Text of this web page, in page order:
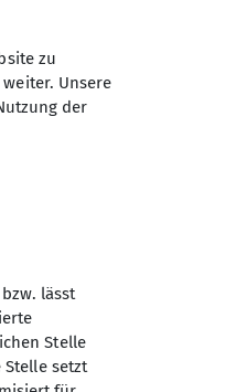
e.V.
zu
Unsere
der
lässt
Stelle
Stelle setzt